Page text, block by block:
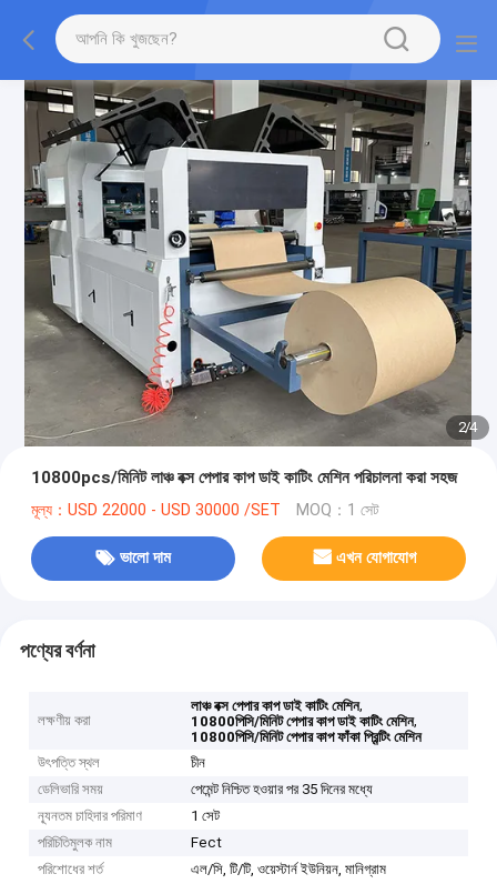
2/4
10800pcs/মিনিট লাঞ্চ বক্স পেপার কাপ ডাই কাটিং মেশিন পরিচালনা করা সহজ
মূল্য：USD 22000 - USD 30000 /SET MOQ：1 সেট
ভালো দাম এখন যোগাযোগ
পণ্যের বর্ণনা
লক্ষণীয় করা
লাঞ্চ বক্স পেপার কাপ ডাই কাটিং মেশিন,
10800পিসি/মিনিট পেপার কাপ ডাই কাটিং মেশিন,
10800পিসি/মিনিট পেপার কাপ ফাঁকা প্রিন্টিং মেশিন
উৎপত্তি স্থল
চীন
ডেলিভারি সময়
পেমেন্ট নিশ্চিত হওয়ার পর 35 দিনের মধ্যে
ন্যূনতম চাহিদার পরিমাণ
1 সেট
পরিচিতিমুলক নাম
Fect
পরিশোধের শর্ত
এল/সি, টি/টি, ওয়েস্টার্ন ইউনিয়ন, মানিগ্রাম